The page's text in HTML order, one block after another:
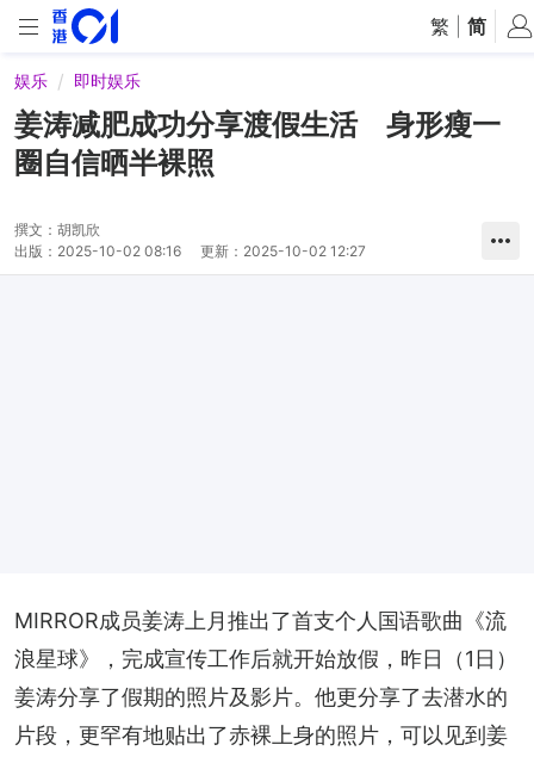
繁 简
娱乐 即时娱乐
姜涛减肥成功分享渡假生活 身形瘦一
圈自信晒半裸照
撰文： 胡凯欣
出版： 2025-10-02 08:16 更新： 2025-10-02 12:27
MIRROR成员姜涛上月推出了首支个人国语歌曲《流
浪星球》，完成宣传工作后就开始放假，昨日（1日）
姜涛分享了假期的照片及影片。他更分享了去潜水的
片段，更罕有地贴出了赤裸上身的照片，可以见到姜